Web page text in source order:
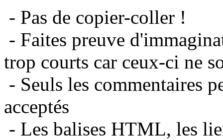
- Pas de copier-coller !
- Faites preuve
trop courts car ceux-ci ne
- Seuls les commentaires
acceptés
- Les balises HTML, les